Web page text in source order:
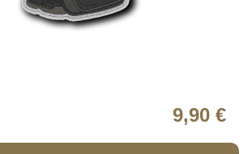
9,90 €